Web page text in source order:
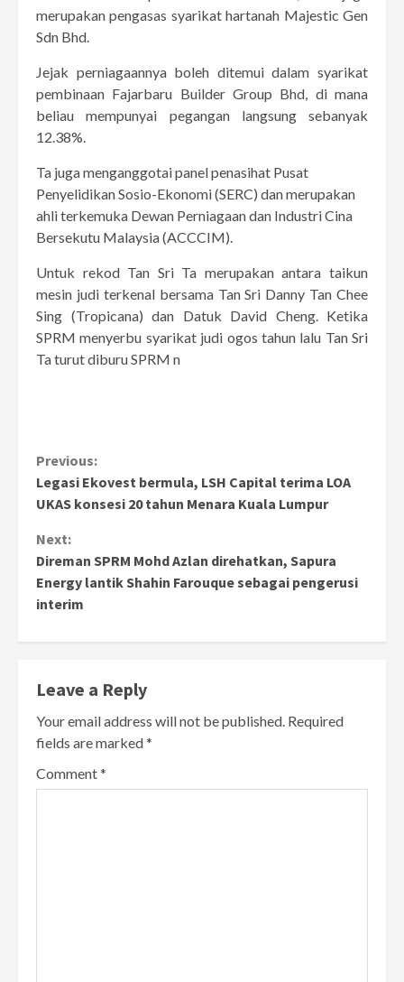
merupakan pengasas syarikat hartanah Majestic Gen
Sdn Bhd.
Jejak perniagaannya boleh ditemui dalam syarikat
pembinaan Fajarbaru Builder Group Bhd, di mana
beliau mempunyai pegangan langsung sebanyak
12.38%.
Ta juga menganggotai panel penasihat Pusat
Penyelidikan Sosio-Ekonomi (SERC) dan merupakan
ahli terkemuka Dewan Perniagaan dan Industri Cina
Bersekutu Malaysia (ACCCIM).
Untuk rekod Tan Sri Ta merupakan antara taikun
mesin judi terkenal bersama Tan Sri Danny Tan Chee
Sing (Tropicana) dan Datuk David Cheng. Ketika
SPRM menyerbu syarikat judi ogos tahun lalu Tan Sri
Ta turut diburu SPRM n
Continue
Reading
Previous:
Legasi Ekovest bermula, LSH Capital terima LOA
UKAS konsesi 20 tahun Menara Kuala Lumpur
Next:
Direman SPRM Mohd Azlan direhatkan, Sapura
Energy lantik Shahin Farouque sebagai pengerusi
interim
Leave a Reply
Your email address will not be published. Required
fields are marked*
Comment*